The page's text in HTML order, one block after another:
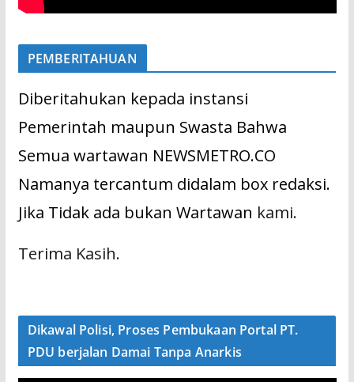
PEMBERITAHUAN
Diberitahukan kepada instansi
Pemerintah maupun Swasta Bahwa
Semua wartawan NEWSMETRO.CO
Namanya tercantum didalam box redaksi.
Jika Tidak ada bukan Wartawan kami.
Terima Kasih.
Dikawal Polisi, Proses Pembukaan Portal PT.
PDU berjalan Damai Tanpa Anarkis